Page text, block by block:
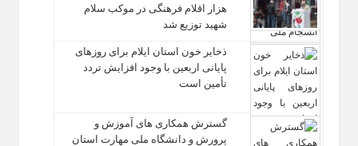
هزار اقلام فرهنگی در موکب سلام
شهید توزیع شد
ذخایر خون استان ایلام برای روزهای
پایانی اربعین با وجود افزایش تردد
تأمین است
گسترش همکاری‌ های آموزش و
پرورش و دانشگاه ملی مهارت استان